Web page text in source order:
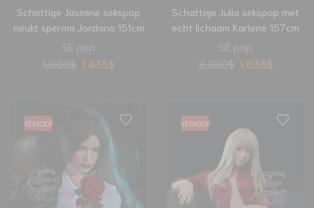
Schattige Jasmine sekspop
neukt sperma Jordana 151cm
SE pop
1,900$ 1,435$
Schattige Julia sekspop met
echt lichaam Karlene 157cm
SE pop
2,300$ 1,635$
VERKOOP VERKOOP